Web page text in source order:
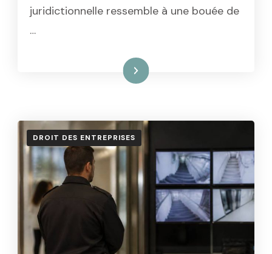
juridictionnelle ressemble à une bouée de
…
Lire la suite
DROIT DES ENTREPRISES